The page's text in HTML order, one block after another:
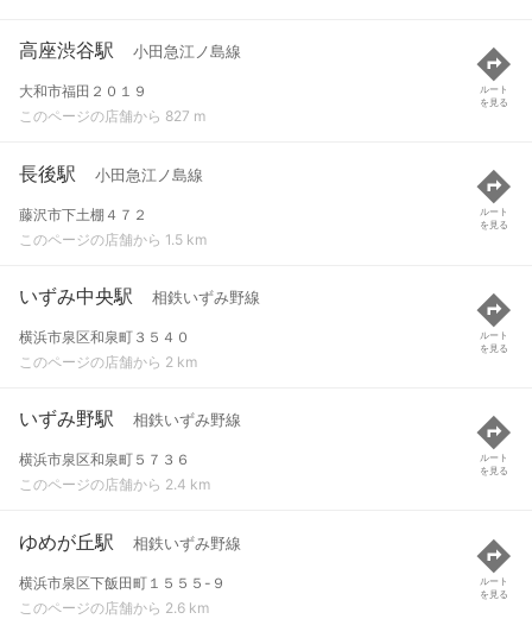
高座渋谷駅 小田急江ノ島線
大和市福田２０１９
このページの店舗から 827 m
ルート
を見る
長後駅 小田急江ノ島線
藤沢市下土棚４７２
このページの店舗から 1.5 km
ルート
を見る
いずみ中央駅 相鉄いずみ野線
横浜市泉区和泉町３５４０
このページの店舗から 2 km
ルート
を見る
いずみ野駅 相鉄いずみ野線
横浜市泉区和泉町５７３６
このページの店舗から 2.4 km
ルート
を見る
ゆめが丘駅 相鉄いずみ野線
横浜市泉区下飯田町１５５５-９
このページの店舗から 2.6 km
ルート
を見る